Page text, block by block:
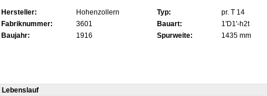
Hersteller: Hohenzollern Typ: pr. T 14
Fabriknummer:
3601 Bauart: 1'D1'-h2t
Baujahr:
1916 Spurweite: 1435 mm
Lebenslauf